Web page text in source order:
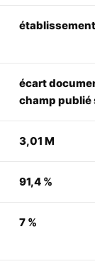
écart
champ publié
3,01 M
91,4 %
7 %